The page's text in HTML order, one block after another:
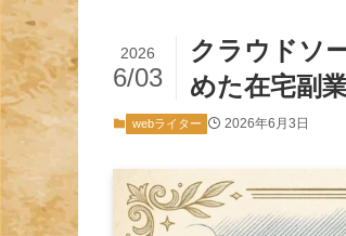
クラウドソ
めた在宅副
2026
6/03
webライター 2026年6月3日